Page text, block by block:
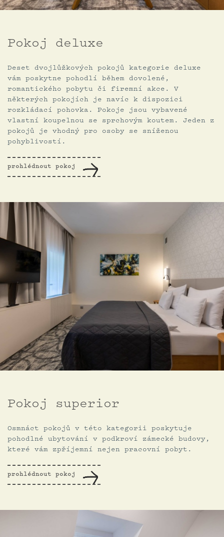
Pokoj deluxe
Deset dvojlůžkových pokojů kategorie deluxe
vám poskytne pohodlí během dovolené,
romantického pobytu či firemní akce. V
některých pokojích je navíc k dispozici
rozkládací pohovka. Pokoje jsou vybavené
vlastní koupelnou se sprchovým koutem. Jeden z
pokojů je vhodný pro osoby se sníženou
pohyblivostí.
prohlédnout pokoj
Pokoj superior
Osmnáct pokojů v této kategorii poskytuje
pohodlné ubytování v podkroví zámecké budovy,
které vám zpříjemní nejen pracovní pobyt.
prohlédnout pokoj